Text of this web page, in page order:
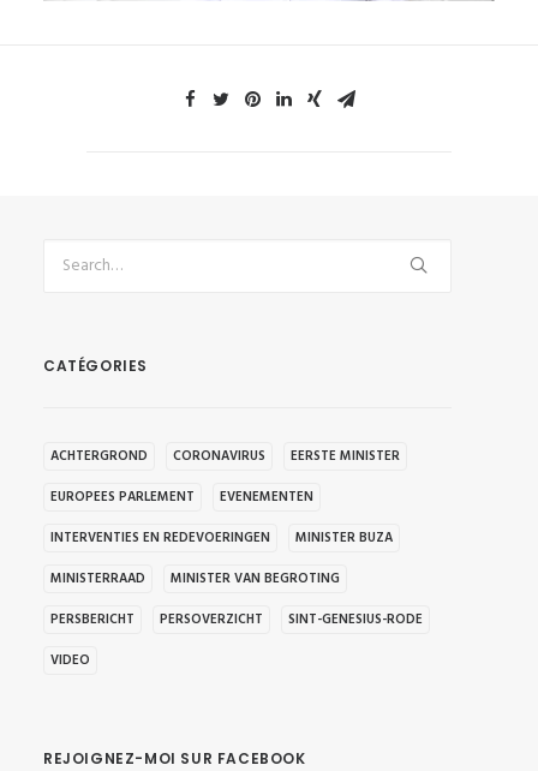
CATÉGORIES
ACHTERGROND CORONAVIRUS
EERSTE MINISTER
EUROPEES PARLEMENT
EVENEMENTEN
INTERVENTIES EN REDEVOERINGEN
MINISTER BUZA
MINISTERRAAD
MINISTER VAN BEGROTING
PERSBERICHT
PERSOVERZICHT
SINT-GENESIUS-RODE
VIDEO
REJOIGNEZ-MOI SUR FACEBOOK